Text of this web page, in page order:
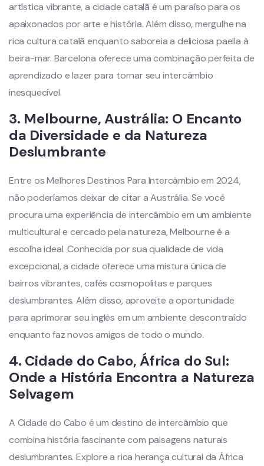
artística vibrante, a cidade catalã é um paraíso para os
apaixonados por arte e história. Além disso, mergulhe na
rica cultura catalã enquanto saboreia a deliciosa paella à
beira-mar. Barcelona oferece uma combinação perfeita de
aprendizado e lazer para tornar seu intercâmbio
inesquecível.
3. Melbourne,Austrália: O Encanto
da Diversidade e da Natureza
Deslumbrante
Entre os Melhores Destinos Para Intercâmbio em 2024,
não poderíamos deixar de citar a Austrália. Se você
procura uma experiência de intercâmbio em um ambiente
multicultural e cercado pela natureza, Melbourne é a
escolha ideal. Conhecida por sua qualidade de vida
excepcional, a cidade oferece uma mistura única de
bairros vibrantes, cafés cosmopolitas e parques
deslumbrantes. Além disso, aproveite a oportunidade
para aprimorar seu inglês em um ambiente descontraído
enquanto faz novos amigos de todo o mundo.
4. Cidade do Cabo, África do Sul:
Onde a História Encontra a Natureza
Selvagem
A Cidade do Cabo é um destino de intercâmbio que
combina história fascinante com paisagens naturais
deslumbrantes. Explore a rica herança cultural da África